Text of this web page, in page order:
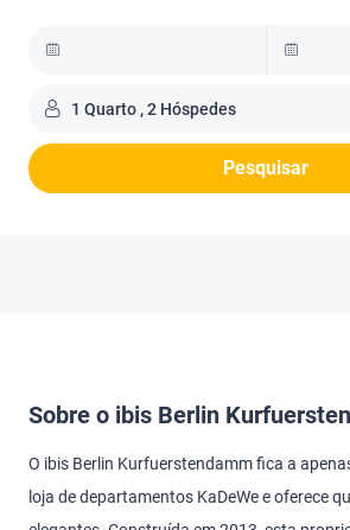
1 Quarto , 2 Hóspedes
Pesquisar
Sobre o ibis Berlin
O ibis Berlin Kurfuerstendamm fica a
loja de departamentos KaDeWe e oferece